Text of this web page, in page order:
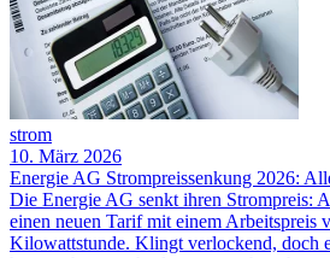
strom
10. März 2026
Energie AG Strompreissenkung 2026:
Die Energie AG senkt ihren Strompreis:
einen neuen Tarif mit einem Arbeitspreis
Kilowattstunde. Klingt verlockend, doch